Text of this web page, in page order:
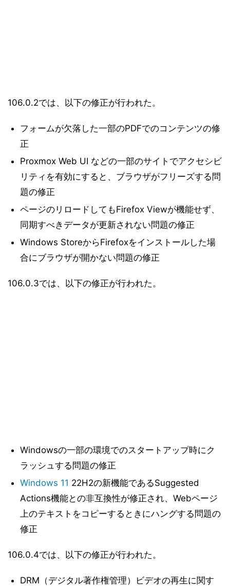
106.0.2では、以下の修正が行われた。
フォームが欠落した一部のPDFでのコンテンツの修
正
Proxmox Web UI などの一部のサイトでアクセシビ
リティを有効にすると、ブラウザがフリーズする問
題の修正
ページのリロードしてもFirefox Viewが機能せず、
同期すべきデータが更新されない問題の修正
Windows StoreからFirefoxをインストールした場
合にブラウザが開かない問題の修正
106.0.3では、以下の修正が行われた。
Windowsの一部の環境でのスタートアップ時にク
ラッシュする問題の修正
Windows 11 22H2の新機能であるSuggested
Actions機能との非互換性が修正され、Webページ
上のテキストをコピーするときにハングする問題の
修正
106.0.4では、以下の修正が行われた。
DRM（デジタル著作権管理）ビデオの再生に関す